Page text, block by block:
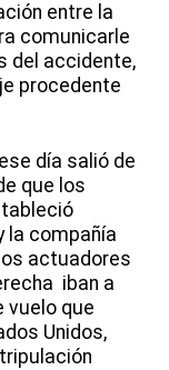
entre la
comunicarle
del accidente,
procedente
día salió de
que los
la compañía
actuadores
iban a
vuelo que
Unidos,